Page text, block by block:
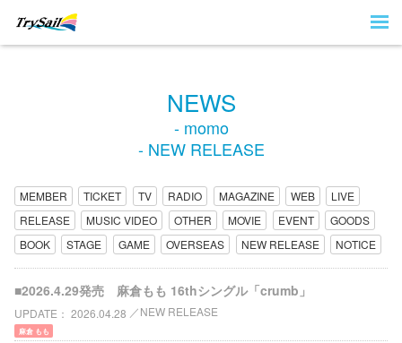
NEWS
- momo
- NEW RELEASE
MEMBER TICKET TV RADIO MAGAZINE WEB
LIVE
RELEASE
MUSIC VIDEO OTHER MOVIE EVENT
GOODS
BOOK
STAGE GAME OVERSEAS NEW RELEASE NOTICE
■2026.4.29発売 麻倉もも 16thシングル「crumb」
UPDATE 2026.04.28 NEW RELEASE
麻倉 もも